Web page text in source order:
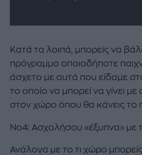
Κατά τα λοιπά, μπορείς να
πρόγραμμα οποιοδήποτε
άσχετο με αυτά που είδαμε
το οποίο να μπορεί να γίνει
στον χώρο όπου θα κάνεις το
Νο4: Ασχολήσου «έξυπνα» με
Ανάλογα με το τι χώρο